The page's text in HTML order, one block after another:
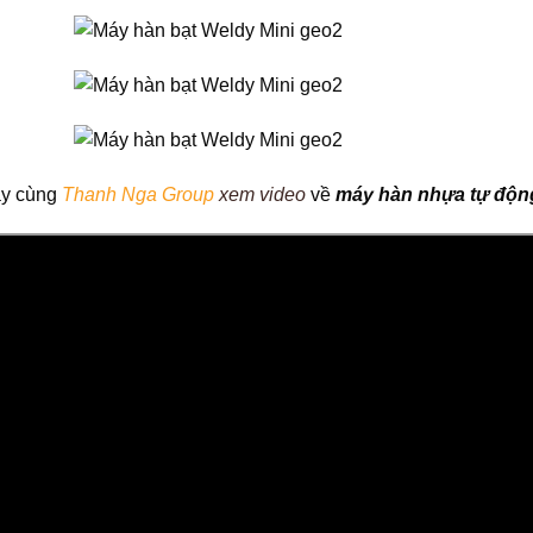
cùng Thanh Nga Group xem video về máy hàn nhựa tự